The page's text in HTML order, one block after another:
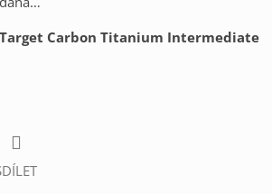
Carbon Titanium Intermediate